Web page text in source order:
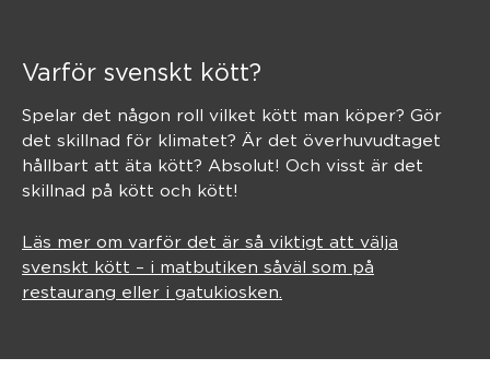
Varför svenskt kött?
Spelar det någon roll vilket kött man köper? Gör
det skillnad för klimatet? Är det överhuvudtaget
hållbart att äta kött? Absolut! Och visst är det
skillnad på kött och kött!
Läs mer om varför det är så viktigt att välja
svenskt kött – i matbutiken såväl som på
restaurang eller i gatukiosken.